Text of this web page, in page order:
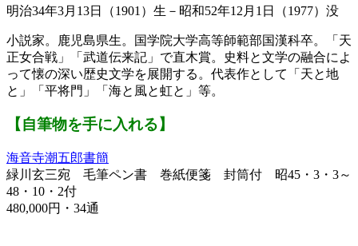
明治34年3月13日（1901）生－昭和52年12月1日（1977）没
小説家。鹿児島県生。国学院大学高等師範部国漢科卒。「天
正女合戦」「武道伝来記」で直木賞。史料と文学の融合によ
って懐の深い歴史文学を展開する。代表作として「天と地
と」「平将門」「海と風と虹と」等。
【自筆物を手に入れる】
海音寺潮五郎書簡
緑川玄三宛 毛筆ペン書 巻紙便箋 封筒付 昭45・3・3～
48・10・2付
480,000円・34通